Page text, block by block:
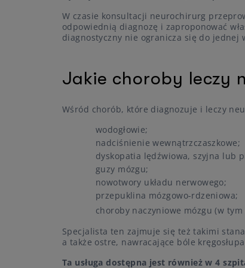
W czasie konsultacji neurochirurg
odpowiednią diagnozę i zaproponować
diagnostyczny nie ogranicza się do jednej
Jakie choroby leczy
Wśród chorób, które diagnozuje i leczy
wodogłowie;
nadciśnienie wewnątrzczaszkowe;
dyskopatia lędźwiowa, szyjna lub
guzy mózgu;
nowotwory układu nerwowego;
przepuklina mózgowo-rdzeniowa;
choroby naczyniowe mózgu (w tym
Specjalista ten zajmuje się też takimi
a także ostre, nawracające bóle
Ta usługa dostępna jest również w 4